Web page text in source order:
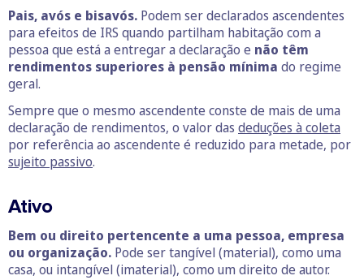
Pais, avós e bisavós. Podem ser declarados ascendentes
para efeitos de IRS quando partilham habitação com a
pessoa que está a entregar a declaração e não têm
rendimentos superiores à pensão mínima do regime
geral.
Sempre que o mesmo ascendente conste de mais de uma
declaração de rendimentos, o valor das deduções à coleta
por referência ao ascendente é reduzido para metade, por
sujeito passivo.
Ativo
Bem ou direito pertencente a uma pessoa, empresa
ou organização. Pode ser tangível (material), como uma
casa, ou intangível (imaterial), como um direito de autor.